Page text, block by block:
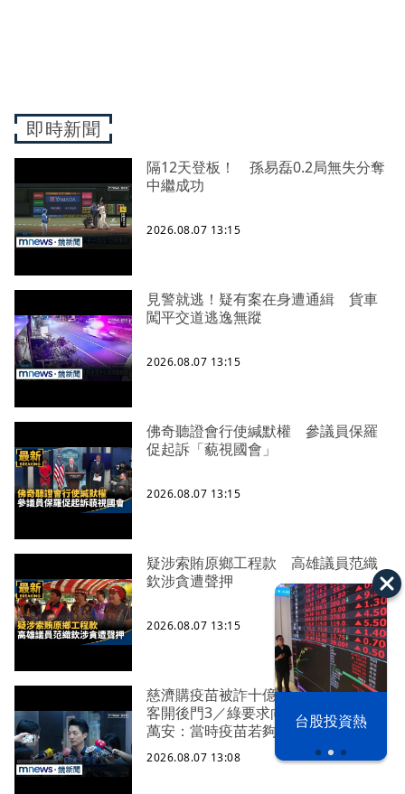
漢光42演習 台股投資熱
即時新聞
隔12天登板！ 孫易磊0.2局無失分奪
中繼成功
2026.08.07 13:15
見警就逃！疑有案在身遭通緝 貨車
闖平交道逃逸無蹤
2026.08.07 13:15
佛奇聽證會行使緘默權 參議員保羅
促起訴「藐視國會」
2026.08.07 13:15
疑涉索賄原鄉工程款 高雄議員范織
欽涉貪遭聲押
2026.08.07 13:15
慈濟購疫苗被詐十億 藍白遭轟為掮
客開後門3／綠要求向陳時中道歉 蔣
萬安：當時疫苗若夠就不需民間集資
2026.08.07 13:08